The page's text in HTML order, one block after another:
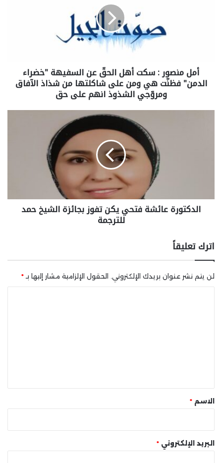
أمل منصور : سكت أهل الحقّ عن السفيهة "خضراء
الدمن" فظنّت هي ومن على شاكلتها من شذاذ الآفاق
ومروّجي الشذوذ انهم على حق
الدكتورة عائشة فتحي يكن تفوز بجائزة الشيخ حمد
للترجمة
اترك تعليقاً
لن يتم نشر عنوان بريدك الإلكتروني. الحقول الإلزامية مشار إليها بـ*
* الاسم *
البريد الإلكتروني *